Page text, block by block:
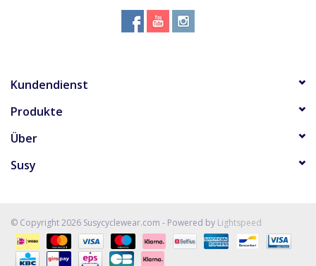
Kundendienst
Produkte
Über
Susy
© Copyright 2026 Susycyclewear.com - Powered by Lightspeed